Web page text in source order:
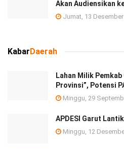
Akan Audiensikan
Jumat, 13
Kabar Daerah
Lahan Milik
Provinsi”, Potensi
Minggu, 29
APDESI Garut
Minggu, 12